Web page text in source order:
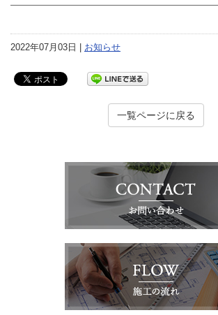
2022年07月03日 | お知らせ
一覧ページに戻る